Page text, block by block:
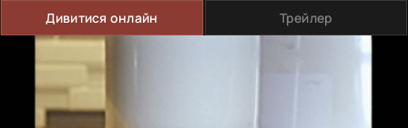
Дивитися онлайн Трейлер